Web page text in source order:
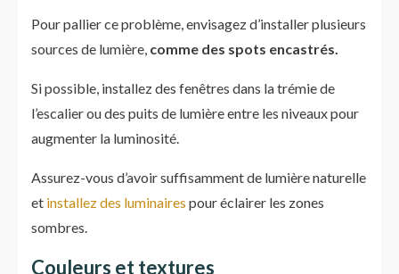
Pour pallier ce problème, envisagez d’installer plusieurs
sources de lumière, comme des spots encastrés.
Si possible, installez des fenêtres dans la trémie de
l’escalier ou des puits de lumière entre les niveaux pour
augmenter la luminosité.
Assurez-vous d’avoir suffisamment de lumière naturelle
et installez des luminaires pour éclairer les zones
sombres.
Couleurs et textures